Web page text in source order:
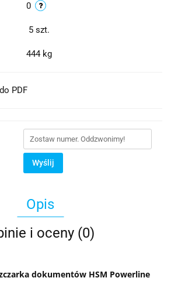
0
5 szt.
444 kg
PDF
Wyślij
Opis
i oceny (0)
dokumentów HSM Powerline